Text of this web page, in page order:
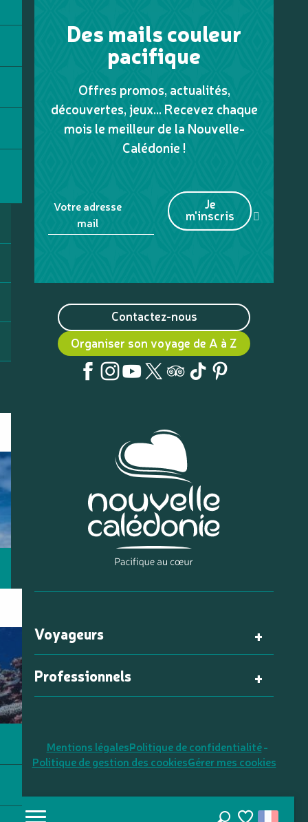
Des mails couleur
pacifique
Offres promos, actualités,
découvertes, jeux... Recevez chaque
mois le meilleur de la Nouvelle-
Calédonie !
Votre adresse
mail
Je
m'inscris
Contactez-nous
Organiser son voyage de A à Z
Voyageurs
Professionnels
Mentions légalesPolitique de confidentialité
Politique de gestion des cookiesGérer mes cookies